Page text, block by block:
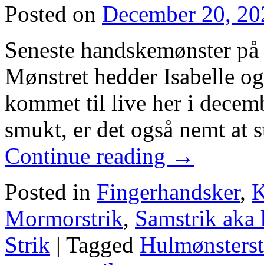
Posted on December 20,
Seneste handskemønster
Mønstret hedder Isabelle
kommet til live her i
smukt, er det også nemt
Continue reading →
Posted in Fingerhandsker,
Mormorstrik, Samstrik
Strik | Tagged